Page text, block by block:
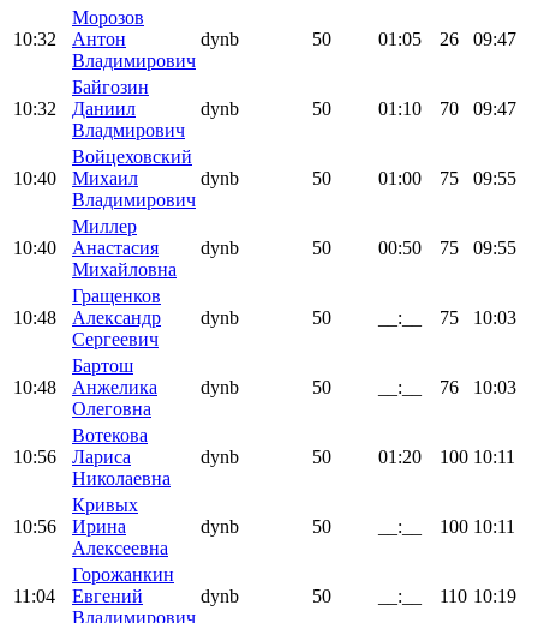
10:32
Морозов
Антон
Владимирович
dynb 50 01:05 26 09:47
10:32
Байгозин
Даниил
Владмирович
dynb 50 01:10 70 09:47
10:40
Войцеховский
Михаил
Владимирович
dynb 50 01:00 75 09:55
10:40
Миллер
Анастасия
Михайловна
dynb 50 00:50 75 09:55
10:48
Гращенков
Александр
Сергеевич
dynb 50 __:__ 75 10:03
10:48
Бартош
Анжелика
Олеговна
dynb 50 __:__ 76 10:03
10:56
Вотекова
Лариса
Николаевна
dynb 50 01:20 100 10:11
10:56
Кривых
Ирина
Алексеевна
dynb 50 __:__ 100 10:11
11:04
Горожанкин
Евгений
Владимирович
dynb 50 __:__ 110 10:19